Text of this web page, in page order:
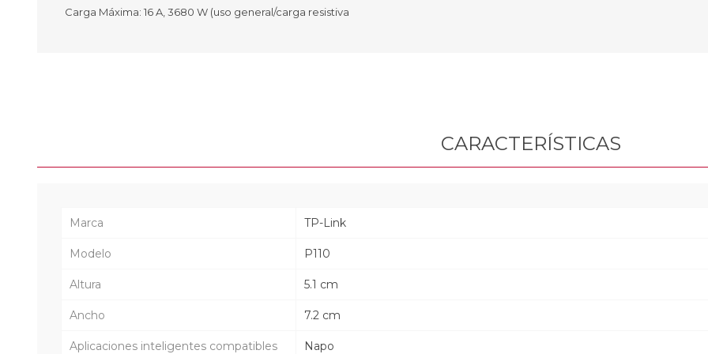
Carga Máxima: 16 A, 3680 W (uso general/carga resistiva
CARACTERÍSTICAS
Marca TP-Link
Modelo P110
Altura 5.1 cm
Ancho 7.2 cm
Aplicaciones inteligentes compatibles Napo